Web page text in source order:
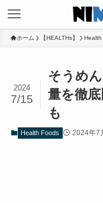
ホーム 【HEALTHs】
そうめ
量を徹
も
2024
7/15
Health Foods 2024年7